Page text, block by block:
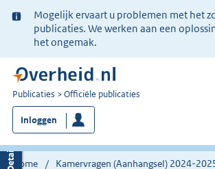
Ter
informatie:
Mogelijk ervaart u problemen met het
publicaties. We werken aan een
het ongemak.
U
bent
nu
hier:
Publicaties Officiële publicaties
Inloggen
Home Kamervragen (Aanhangsel) 2024-